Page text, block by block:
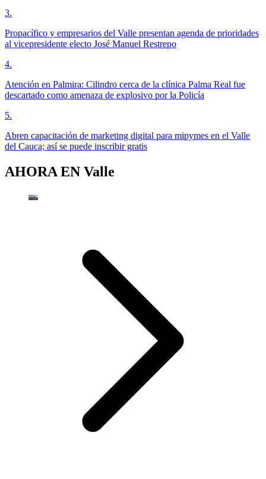
3.
Propacífico y empresarios del Valle presentan agenda de prioridades
al vicepresidente electo José Manuel Restrepo
4.
Atención en Palmira: Cilindro cerca de la clínica Palma Real fue
descartado como amenaza de explosivo por la Policía
5.
Abren capacitación de marketing digital para mipymes en el Valle
del Cauca; así se puede inscribir gratis
AHORA EN Valle